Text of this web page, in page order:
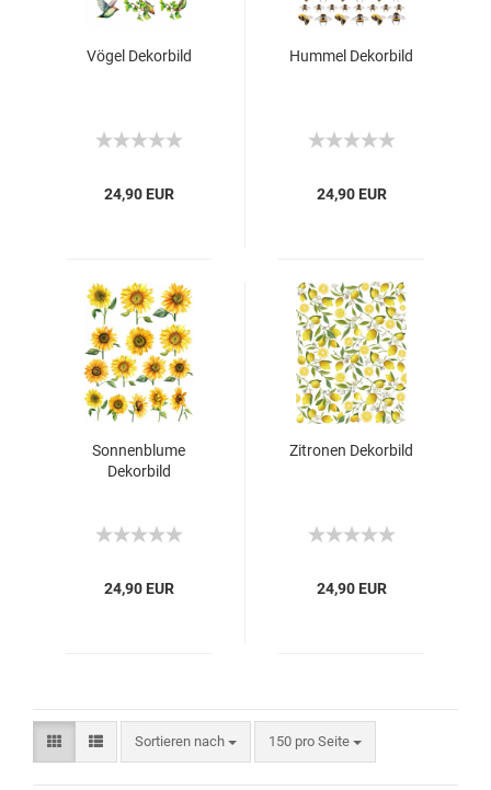
Vögel Dekorbild
24,90 EUR
Hummel Dekorbild
24,90 EUR
Sonnenblume
Dekorbild
24,90 EUR
Zitronen Dekorbild
24,90 EUR
Sortieren nach 150 pro Seite